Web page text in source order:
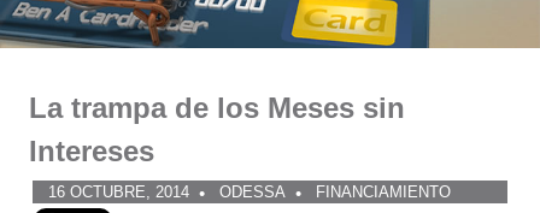
La trampa de los Meses sin
Intereses
16 OCTUBRE, 2014 ODESSA FINANCIAMIENTO